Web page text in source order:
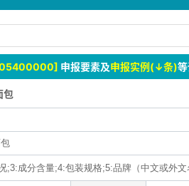
申报要素及申报实例(↓条)
包
;3:成分含量;4:包装规格;5:品牌（中文或外